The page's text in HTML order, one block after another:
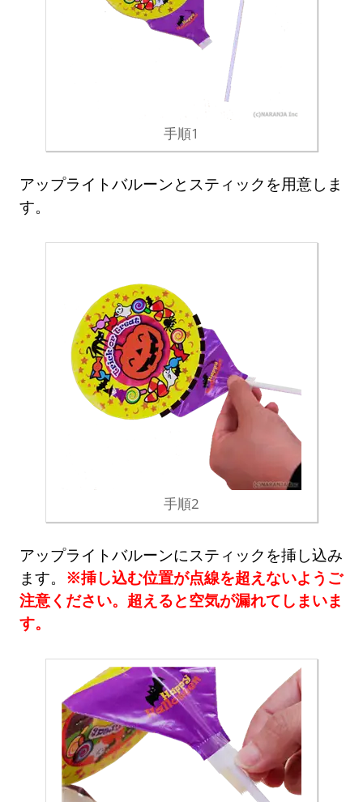
手順1
アップライトバルーンとスティックを用意しま
す。
手順2
アップライトバルーンにスティックを挿し込み
ます。 ※挿し込む位置が点線を超えないようご
注意ください。超えると空気が漏れてしまいま
す。